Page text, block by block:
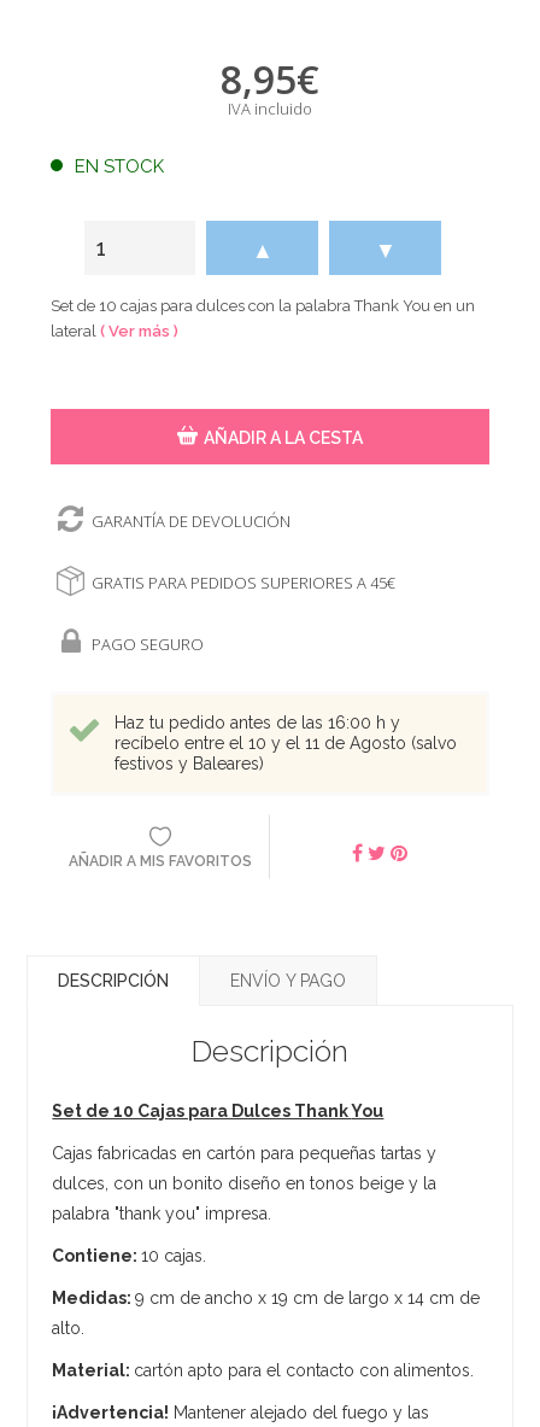
8,95€
IVA incluido
EN STOCK
▲ ▼
Set de 10 cajas para dulces con la palabra Thank You en un
lateral( Ver más )
AÑADIR A LA CESTA
GARANTÍA DE DEVOLUCIÓN
GRATIS PARA PEDIDOS SUPERIORES A 45€
PAGO SEGURO
Haz tu pedido antes de las 16:00 h y
recíbelo entre el 10 y el 11 de Agosto (salvo
festivos y Baleares)
AÑADIR A MIS FAVORITOS
DESCRIPCIÓN ENVÍO Y PAGO
Descripción
Set de 10 Cajas para Dulces ThankYou
Cajas fabricadas en cartón para pequeñas tartas y
dulces, con un bonito diseño en tonos beige y la
palabra "thank you" impresa.
Contiene:10 cajas.
Medidas:9 cm de ancho x 19 cm de largo x 14 cm de
alto.
Material: cartón apto para el contacto con alimentos.
¡Advertencia! Mantener alejado del fuego y las